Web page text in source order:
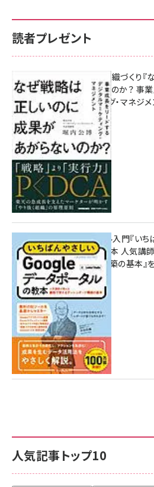
人気記事トップ10
読者プレゼント
成果を生む組織づくり
があがらないのか？ 事
マーケティング・マネジ
8月7日 10:00
無料BIツール入門『い
ポータルの教本 人気講
シュボード構築の基本』
7月31日 10:00